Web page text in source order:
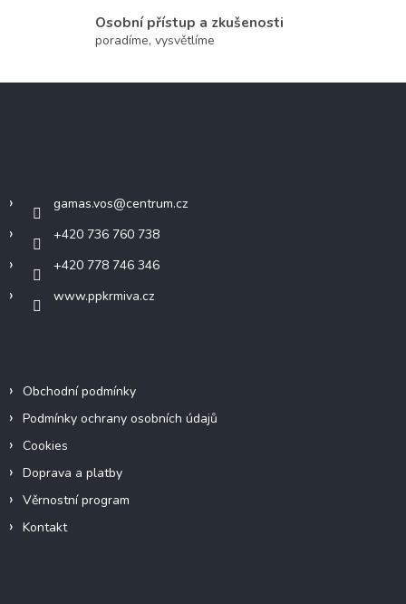
r
v
y
Osobní přístup a zkušenosti
poradíme, vysvětlíme
gamas.vos@centrum.cz
+420 736 760 738
+420 778 746 346
www.ppkrmiva.cz
Obchodní podmínky
Podmínky ochrany osobních údajů
Cookies
Doprava a platby
Věrnostní program
Kontakt